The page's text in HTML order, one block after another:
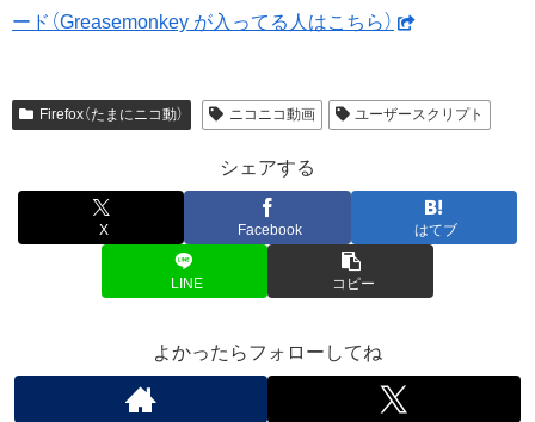
ード（Greasemonkey が入ってる人はこちら）
Firefox（たまにニコ動） ニコニコ動画 ユーザースクリプト
シェアする
X Facebook はてブ
LINE コピー
よかったらフォローしてね